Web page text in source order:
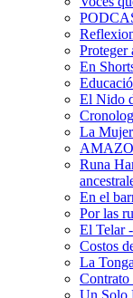
Proteger
En
El Nido
La
Runa
En el
Por las
El Telar
Costos
La Tonga
Contrato
Un Solo